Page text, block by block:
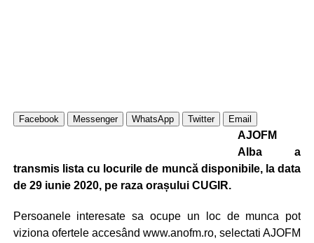
Facebook Messenger WhatsApp Twitter Email
AJOFM
Alba a
transmis lista cu locurile de muncă disponibile, la data
de 29 iunie 2020, pe raza orașului CUGIR.
Persoanele interesate sa ocupe un loc de munca pot
viziona ofertele accesând www.anofm.ro, selectati AJOFM